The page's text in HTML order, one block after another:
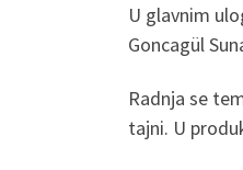
U glavnim
Goncagül
Radnja se
tajni. U